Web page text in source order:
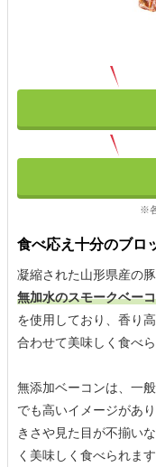
※
食べ応え十分のブロ
凝縮された山形県産の
無加水のスモークベー
を使用しており、香り
合わせて美味しく食べら
無添加ベーコンは、一
でも高いイメージがあ
きさや見た目が不揃い
く美味しく食べられま